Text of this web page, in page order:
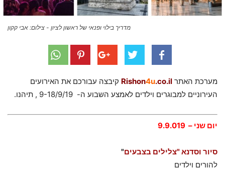
מדריך בילוי ופנאי של ראשון לציון - צילום: אבי קקון
מערכת האתר Rishon4u.co.il
קיבצה עבורכם את האירועים
העירוניים למבוגרים וילדים לאמצע השבוע ה- 9-18/9/19 , תיהנו.
יום שני – 9.9.019
סיור וסדנא "צלילים בצבעים"
להורים וילדים